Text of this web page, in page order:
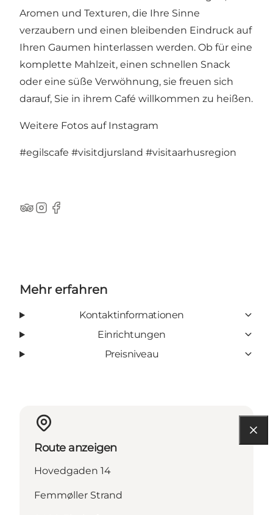
Aromen und Texturen, die Ihre Sinne
verzaubern und einen bleibenden Eindruck auf
Ihren Gaumen hinterlassen werden. Ob für eine
komplette Mahlzeit, einen schnellen Snack
oder eine süße Verwöhnung, sie freuen sich
darauf, Sie in ihrem Café willkommen zu heißen.
Weitere Fotos auf Instagram
#egilscafe #visitdjursland #visitaarhusregion
TripAdvisor
Instagram
Facebook
Mehr erfahren
Kontaktinformationen
Einrichtungen
Preisniveau
Route anzeigen
Hovedgaden 14
Femmøller Strand